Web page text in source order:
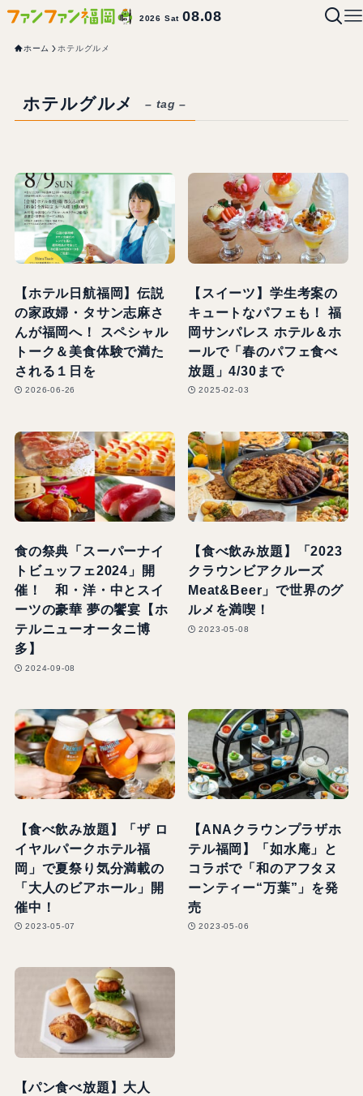
2026 Sat08.08
ホーム ホテルグルメ
ホテルグルメ – tag –
【ホテル日航福岡】伝説
の家政婦・タサン志麻さ
んが福岡へ！ スペシャル
トーク＆美食体験で満た
される１日を
2026-06-26
【スイーツ】学生考案の
キュートなパフェも！ 福
岡サンパレス ホテル＆ホ
ールで「春のパフェ食べ
放題」4/30まで
2025-02-03
食の祭典「スーパーナイ
トビュッフェ2024」開
催！ 和・洋・中とスイ
ーツの豪華 夢の饗宴【ホ
テルニューオータニ博
多】
2024-09-08
【食べ飲み放題】「2023
クラウンビアクルーズ
Meat&Beer」で世界のグ
ルメを満喫！
2023-05-08
【食べ飲み放題】「ザ ロ
イヤルパークホテル福
岡」で夏祭り気分満載の
「大人のビアホール」開
催中！
2023-05-07
【ANAクラウンプラザホ
テル福岡】「如水庵」と
コラボで「和のアフタヌ
ーンティー“万葉”」を発
売
2023-05-06
【パン食べ放題】大人